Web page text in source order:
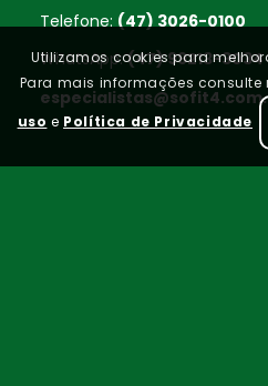
Telefone: (47) 3026-0100
WhatsApp:(47) 99213-3034
Utilizamos cookies para
Para mais informações
uso e Política de Privacidade